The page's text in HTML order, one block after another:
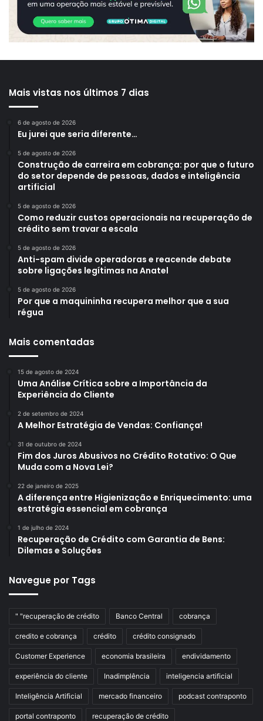
Mais vistas nos últimos 7 dias
6 de agosto de 2026
Eu jurei que seria diferente…
5 de agosto de 2026
Construção de carreira em cobrança: por que o futuro
do setor depende de pessoas, dados e inteligência
artificial
5 de agosto de 2026
Como reduzir custos operacionais na recuperação de
crédito sem travar a escala
5 de agosto de 2026
Anti-spam divide operadoras e reacende debate
sobre ligações legítimas na Anatel
5 de agosto de 2026
Por que a maquininha recupera melhor que a sua
régua
Mais comentadas
15 de agosto de 2024
Uma Análise Crítica sobre a Importância da
Experiência do Cliente
2 de setembro de 2024
A Melhor Estratégia de Vendas: Confiança!
31 de outubro de 2024
Fim dos Juros Abusivos no Crédito Rotativo: O Que
Muda com a Nova Lei?
22 de janeiro de 2025
A diferença entre Higienização e Enriquecimento: uma
estratégia essencial em cobrança
1 de julho de 2024
Recuperação de Crédito com Garantia de Bens:
Dilemas e Soluções
Navegue por Tags
" "recuperação de crédito Banco Central cobrança
credito e cobrança crédito crédito consignado
Customer Experience economia brasileira endividamento
experiência do cliente Inadimplência inteligencia artificial
Inteligência Artificial mercado financeiro podcast contraponto
portal contraponto recuperação de crédito